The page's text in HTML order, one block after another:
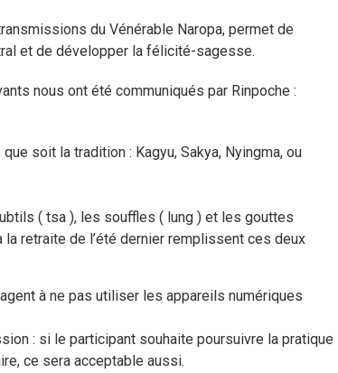
du Vénérable Naropa, permet de
et de développer la félicité-sagesse.
nous ont été communiqués par Rinpoche :
soit la tradition : Kagyu, Sakya, Nyingma, ou
( tsa ), les souffles ( lung ) et les gouttes
retraite de l’été dernier remplissent ces deux
à ne pas utiliser les appareils numériques
: si le participant souhaite poursuivre la pratique
ce sera acceptable aussi.